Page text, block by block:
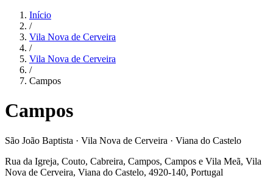
Início
/
Vila Nova de Cerveira
/
Vila Nova de Cerveira
/
Campos
Campos
São João Baptista · Vila Nova de Cerveira · Viana do Castelo
Rua da Igreja, Couto, Cabreira, Campos, Campos e Vila Meã, Vila
Nova de Cerveira, Viana do Castelo, 4920-140, Portugal